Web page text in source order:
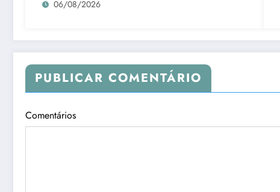
06/08/2026
PUBLICAR COMENTÁRIO
Comentários